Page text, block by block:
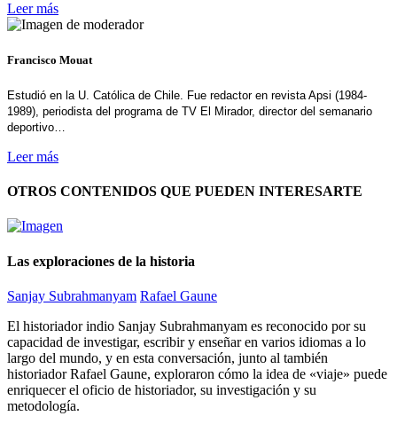
Leer más
Francisco Mouat
Estudió en la U. Católica de Chile. Fue redactor en revista Apsi (1984-
1989), periodista del programa de TV El Mirador, director del semanario
deportivo…
Leer más
OTROS CONTENIDOS QUE PUEDEN INTERESARTE
Las exploraciones de la historia
Sanjay Subrahmanyam Rafael Gaune
El historiador indio Sanjay Subrahmanyam es reconocido por su
capacidad de investigar, escribir y enseñar en varios idiomas a lo
largo del mundo, y en esta conversación, junto al también
historiador Rafael Gaune, exploraron cómo la idea de «viaje» puede
enriquecer el oficio de historiador, su investigación y su
metodología.